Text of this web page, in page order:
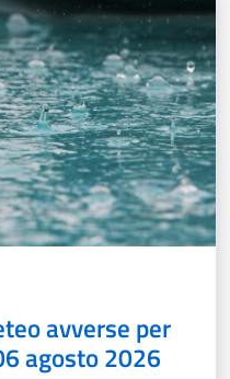
avverse per
agosto 2026